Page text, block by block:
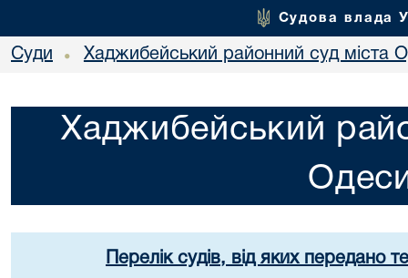
Судова влада
Суди • Хаджибейський районний суд міста
Хаджибейський
Перелік судів, від яких передано